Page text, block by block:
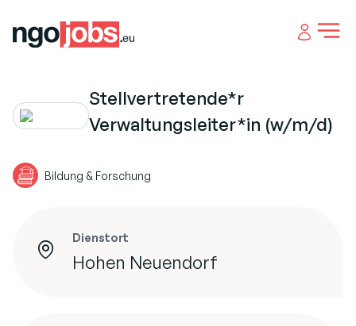
Open
Stellvertretende*r
Verwaltungsleiter*in (w/m/d)
Bildung & Forschung
Dienstort
Hohen Neuendorf